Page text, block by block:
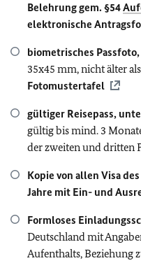
Belehrung gem. §54
elektronische
biometrisches Passfoto,
35x45 mm, nicht älter
Fotomustertafel
gültiger Reisepass,
gültig bis mind. 3
der zweiten und dritten
Kopie von allen Visa
Jahre mit Ein- und
Formloses
Deutschland mit
Aufenthalts, Beziehung